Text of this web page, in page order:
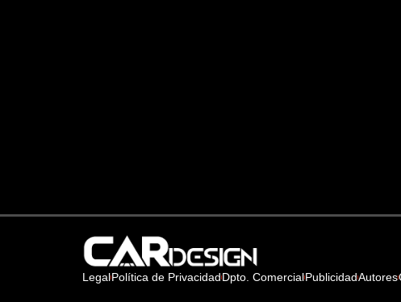
LegalPolítica de PrivacidadDpto. ComercialPublicidadAutores